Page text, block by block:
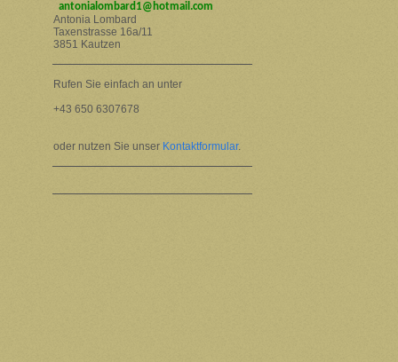
antonialombard1@hotmail.com
Antonia Lombard
Taxenstrasse 16a/11
3851 Kautzen
Rufen Sie einfach an unter
+43 650 6307678
oder nutzen Sie unser Kontaktformular.